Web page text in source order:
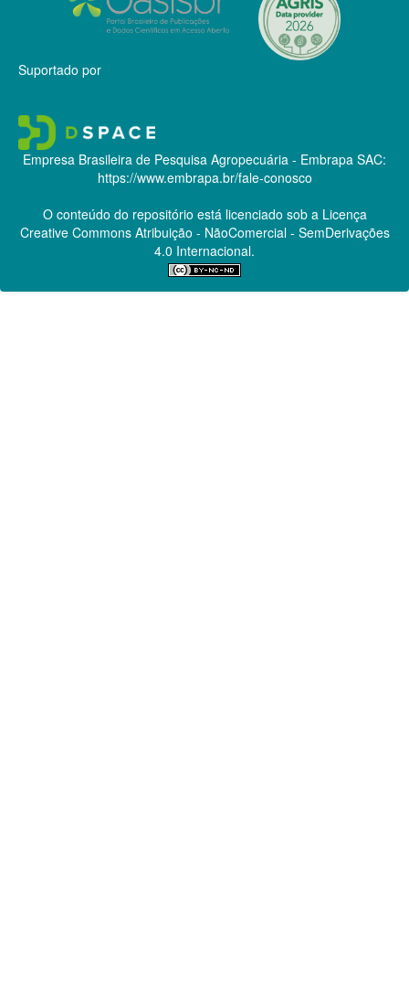
Suportado por
Empresa Brasileira de Pesquisa Agropecuária - Embrapa SAC:
https://www.embrapa.br/fale-conosco
O conteúdo do repositório está licenciado sob a Licença
Creative CommonsAtribuição - NãoComercial - SemDerivações
4.0 Internacional.